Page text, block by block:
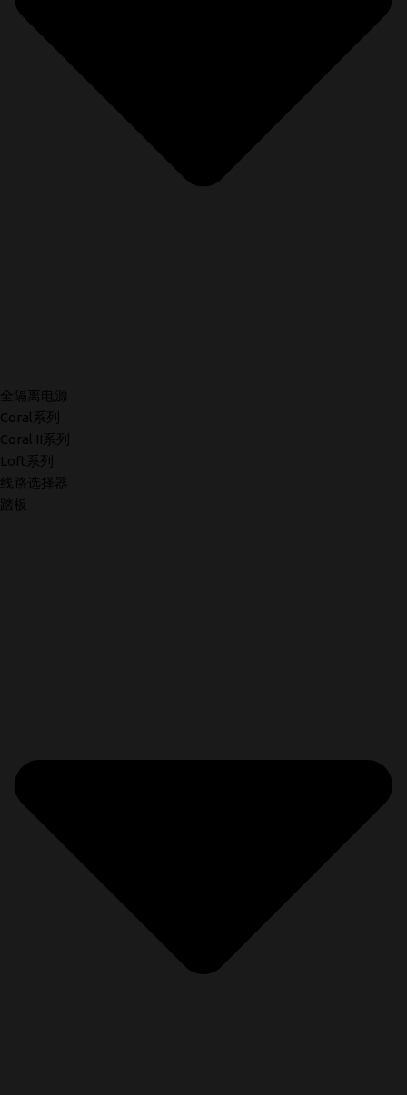
全隔离电源
Coral系列
Coral II系列
Loft系列
线路选择器
踏板